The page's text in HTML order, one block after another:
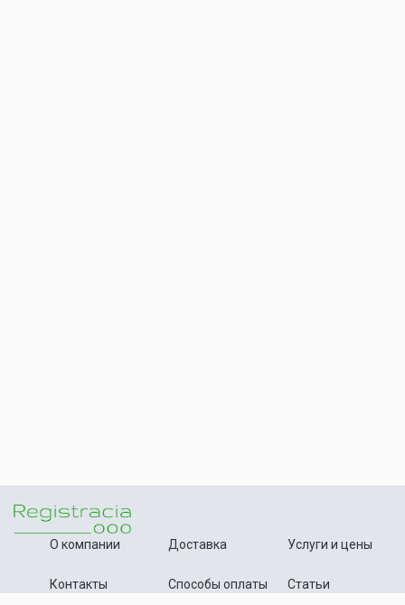
О компании
Контакты
Доставка
Способы оплаты
Услуги и цены
Статьи